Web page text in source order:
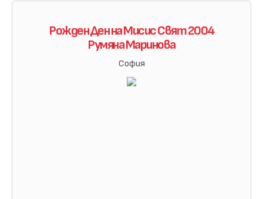
Рожден Ден на Мисис Свят 2004
Румяна Маринова
София